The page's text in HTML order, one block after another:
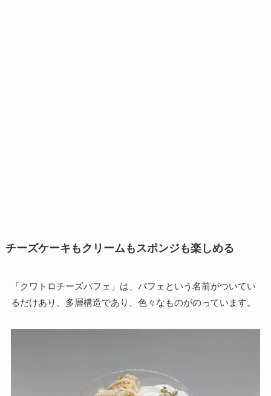
チーズケーキもクリームもスポンジも楽しめる
「クワトロチーズパフェ」は、パフェという名前がついてい
るだけあり、多層構造であり、色々なものがのっています。